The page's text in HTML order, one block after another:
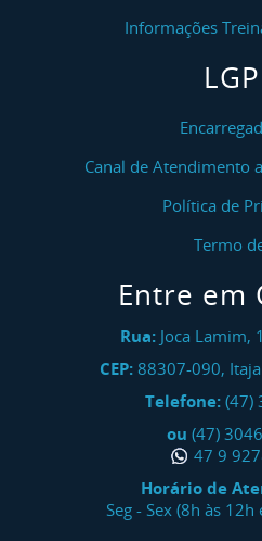
Informações
Canal de Atendimento
Política de
Termo
Entre em
Rua: Joca Lamim,
CEP: 88307-090,
Telefone: (47)
ou (47)
47 9
Horário de
Seg - Sex (8h às